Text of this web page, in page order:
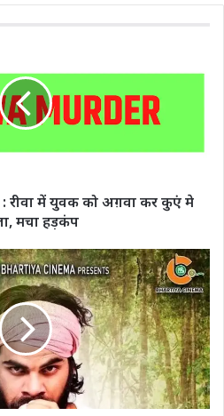
: रीवा में युवक को अग़वा कर कुएं मे
मचा हड़कंप